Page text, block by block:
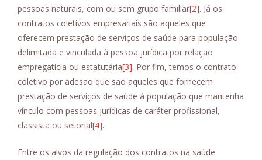
pessoas naturais, com ou sem grupo familiar[2]. Já os
contratos coletivos empresariais são aqueles que
oferecem prestação de serviços de saúde para população
delimitada e vinculada à pessoa jurídica por relação
empregatícia ou estatutária[3]. Por fim, temos o contrato
coletivo por adesão que são aqueles que fornecem
prestação de serviços de saúde à população que mantenha
vínculo com pessoas jurídicas de caráter profissional,
classista ou setorial[4].
Entre os alvos da regulação dos contratos na saúde